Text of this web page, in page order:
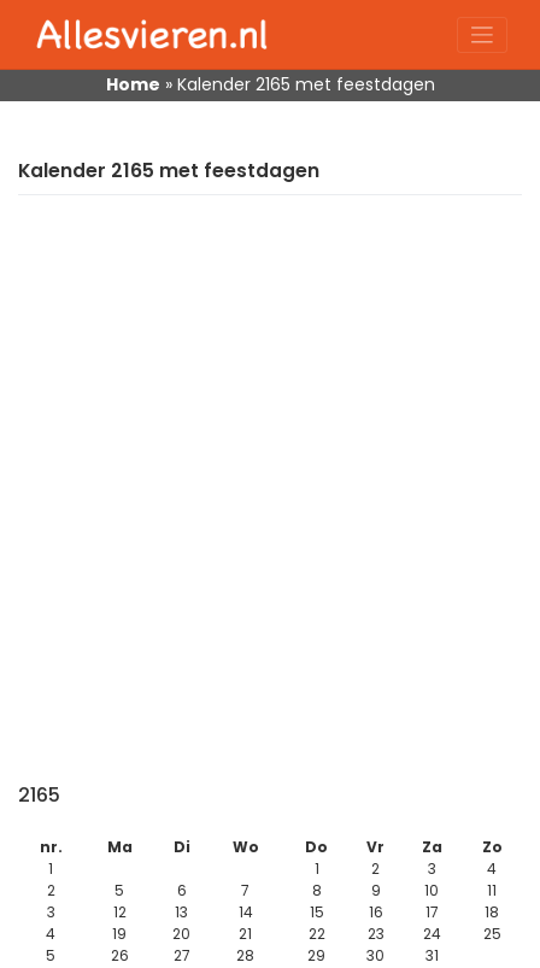
content
Home » Kalender 2165 met feestdagen
Kalender 2165 met feestdagen
2165
nr. Ma Di Wo Do Vr Za
Zo
1
1 2 3
4
2
5 6 7 8 9 10
11
3
12 13 14 15 16 17
18
4
19 20 21 22 23 24
25
5
26 27 28 29 30 31